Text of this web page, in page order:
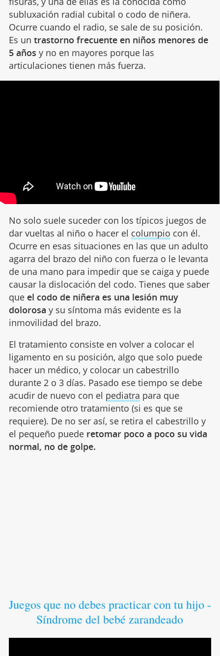
subluxación radial cubital o codo de niñera.
Ocurre cuando el radio, se sale de su posición.
Es un trastorno frecuente en niños menores de
5 años y no en mayores porque las
articulaciones tienen más fuerza.
No solo suele suceder con los típicos juegos de
dar vueltas al niño o hacer el columpio con él.
Ocurre en esas situaciones en las que un adulto
agarra del brazo del niño con fuerza o le levanta
de una mano para impedir que se caiga y puede
causar la dislocación del codo. Tienes que saber
que el codo de niñera es una lesión muy
dolorosa y su síntoma más evidente es la
inmovilidad del brazo.
El tratamiento consiste en volver a colocar el
ligamento en su posición, algo que solo puede
hacer un médico, y colocar un cabestrillo
durante 2 o 3 días. Pasado ese tiempo se debe
acudir de nuevo con el pediatra para que
recomiende otro tratamiento (si es que se
requiere). De no ser así, se retira el cabestrillo y
el pequeño puede retomar poco a poco su vida
normal, no de golpe.
Juegos que no debes practicar con tu hijo -
Síndrome del bebé zarandeado